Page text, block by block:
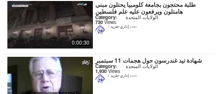
0:00:30
طلبة محتجون بجامعة كلومبيا يحتلون مبنى
هامتلون ويرفعون عليه علم فلسطين
Category: الولايات المتحدة
730 Views
إداري-تغريد 2 years
شهادة تيد غندرسون حول هجمات 11 سبتمبر
Category: الولايات المتحدة
1,930Views
إداري-تغريد 2 years